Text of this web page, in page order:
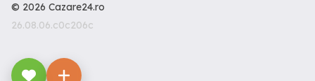
© 2026 Cazare24.ro
26.08.06.c0c206c